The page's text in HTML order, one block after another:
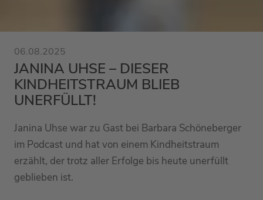
06.08.2025
JANINA UHSE – DIESER
KINDHEITSTRAUM BLIEB
UNERFÜLLT!
Janina Uhse war zu Gast bei Barbara Schöneberger
im Podcast und hat von einem Kindheitstraum
erzählt, der trotz aller Erfolge bis heute unerfüllt
geblieben ist.